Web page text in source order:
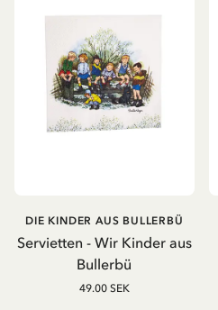
Servietten - Wir Kinder aus
Bullerbü
DIE KINDER AUS BULLERBÜ
49.00 SEK